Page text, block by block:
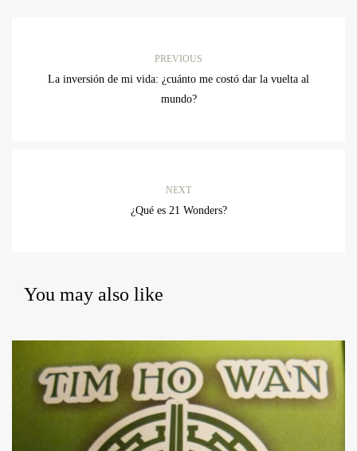
PREVIOUS
La inversión de mi vida: ¿cuánto me costó dar la vuelta al
mundo?
NEXT
¿Qué es 21 Wonders?
You may also like